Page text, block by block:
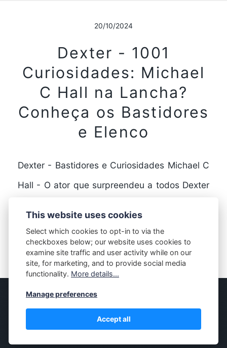
20/10/2024
Dexter - 1001
Curiosidades: Michael
C Hall na Lancha?
Conheça os Bastidores
e Elenco
Dexter - Bastidores e Curiosidades Michael C
Hall - O ator que surpreendeu a todos Dexter
FULL STORY
© MASSIVELY
This website uses cookies
Select which cookies to opt-in to via the
checkboxes below; our website uses cookies to
examine site traffic and user activity while on our
site, for marketing, and to provide social media
functionality. More details...
Manage preferences
Accept all